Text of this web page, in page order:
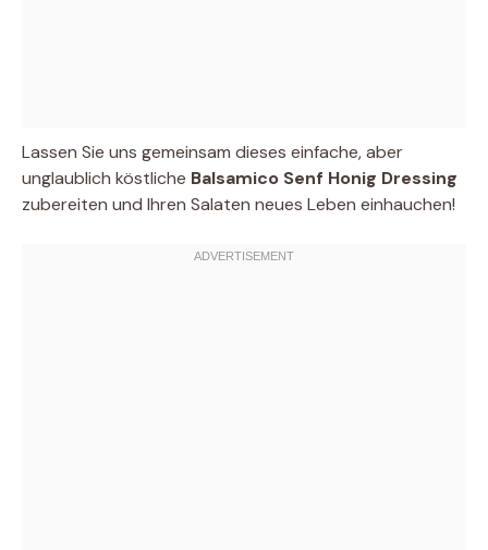
Lassen Sie uns gemeinsam dieses einfache, aber
unglaublich köstliche Balsamico Senf Honig Dressing
zubereiten und Ihren Salaten neues Leben einhauchen!